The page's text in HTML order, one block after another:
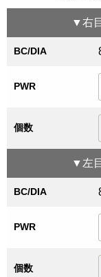
▼右目
BC/DIA
PWR
個数
▼ 左目
BC/DIA
PWR
個数